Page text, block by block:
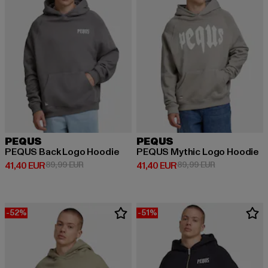
PEQUS
PEQUS Back Logo Hoodie
41,40 EUR
Derzeitiger Preis: 41,40 EUR
89,99 EURAktionspreis: 89,99 EUR
PEQUS
PEQUS Mythic Logo Hoodie
41,40 EUR
Derzeitiger Preis: 41,40 EUR
89,99 EURAktionspreis:
-52% -51%